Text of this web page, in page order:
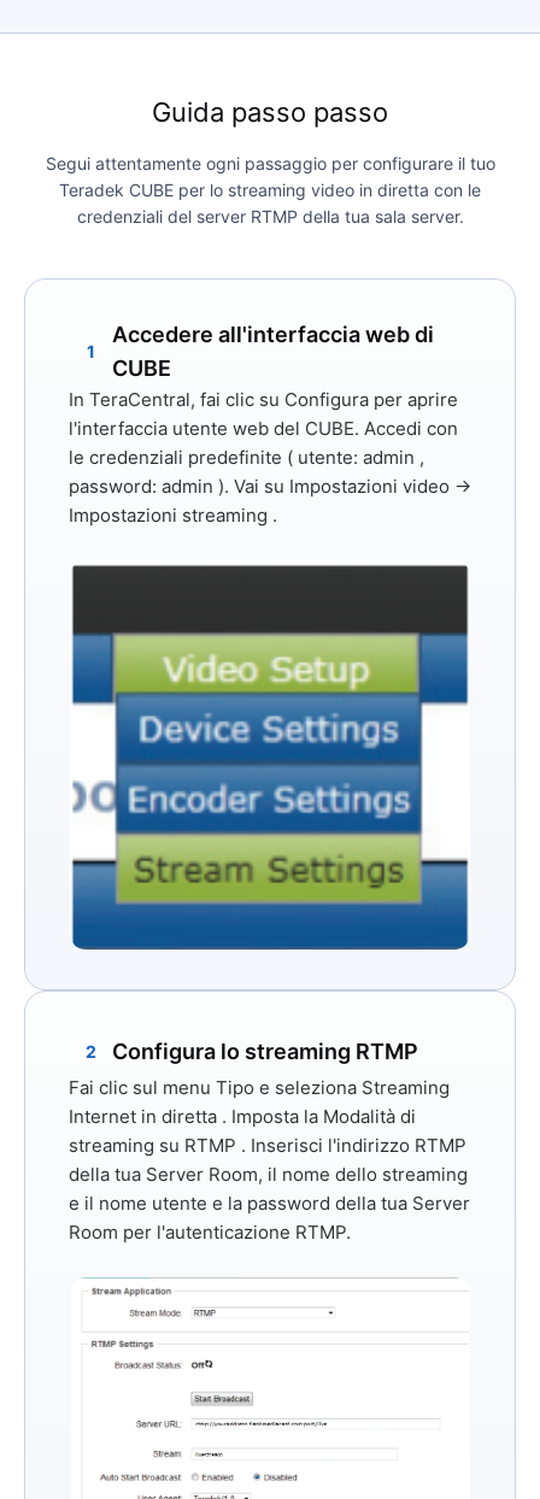
Guida passo passo
Segui attentamente ogni passaggio per configurare il tuo
Teradek CUBE per lo streaming video in diretta con le
credenziali del server RTMP della tua sala server.
1
Accedere all'interfaccia web di
CUBE
In TeraCentral, fai clic su Configura per aprire
l'interfaccia utente web del CUBE. Accedi con
le credenziali predefinite ( utente: admin ,
password: admin ). Vai su Impostazioni video →
Impostazioni streaming .
2 Configura lo streaming RTMP
Fai clic sul menu Tipo e seleziona Streaming
Internet in diretta . Imposta la Modalità di
streaming su RTMP . Inserisci l'indirizzo RTMP
della tua Server Room, il nome dello streaming
e il nome utente e la password della tua Server
Room per l'autenticazione RTMP.